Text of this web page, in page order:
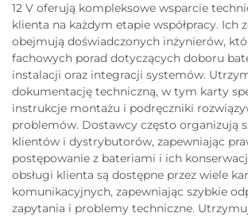
12 V oferują kompleksowe wsparcie
klienta na każdym etapie współpracy. Ich
obejmują doświadczonych inżynierów,
fachowych porad dotyczących doboru
instalacji oraz integracji systemów.
dokumentację techniczną, w tym karty
instrukcje montażu i podręczniki
problemów. Dostawcy często organizują
klientów i dystrybutorów, zapewniając
postępowanie z bateriami i ich
obsługi klienta są dostępne przez wiele
komunikacyjnych, zapewniając szybkie
zapytania i problemy techniczne.